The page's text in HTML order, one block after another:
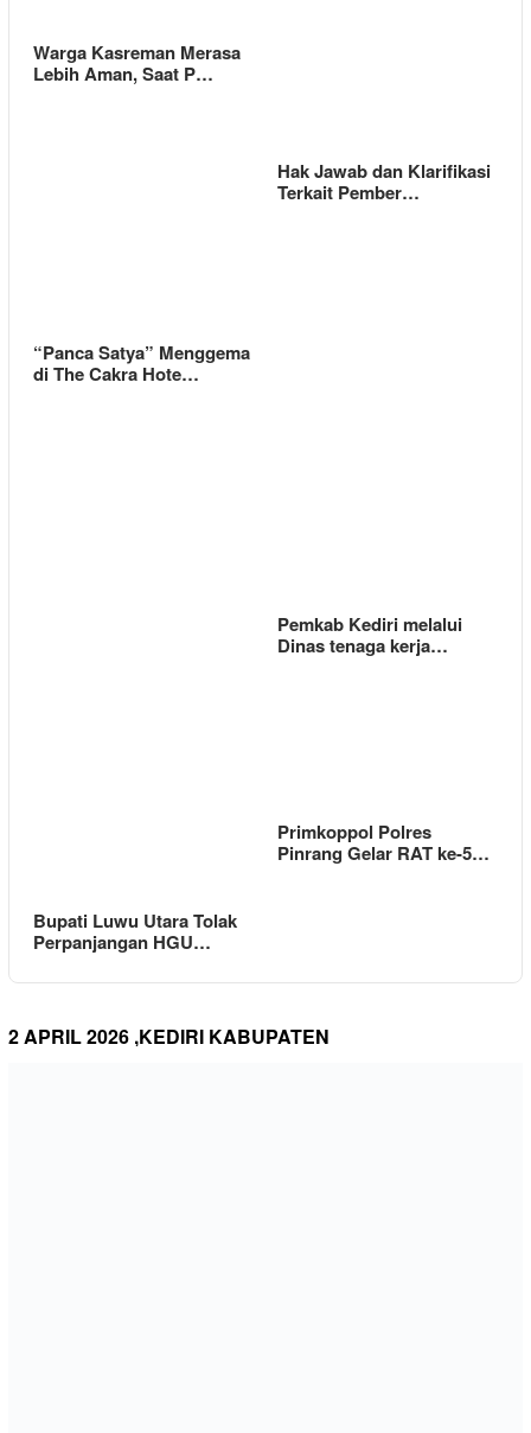
Warga Kasreman Merasa
Lebih Aman, Saat P…
Hak Jawab dan Klarifikasi
Terkait Pember…
“Panca Satya” Menggema
di The Cakra Hote…
Pemkab Kediri melalui
Dinas tenaga kerja…
Bupati Luwu Utara Tolak
Perpanjangan HGU…
Primkoppol Polres
Pinrang Gelar RAT ke-5…
2 APRIL 2026 ,KEDIRI KABUPATEN